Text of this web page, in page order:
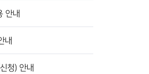
안내
내
청) 안내